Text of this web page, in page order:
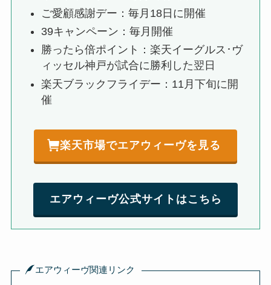
ご愛顧感謝デー：毎月18日に開催
39キャンペーン：毎月開催
勝ったら倍ポイント：楽天イーグルス･ヴ
ィッセル神戸が試合に勝利した翌日
楽天ブラックフライデー：11月下旬に開
催
楽天市場でエアウィーヴを見る
エアウィーヴ公式サイトはこちら
エアウィーヴ関連リンク